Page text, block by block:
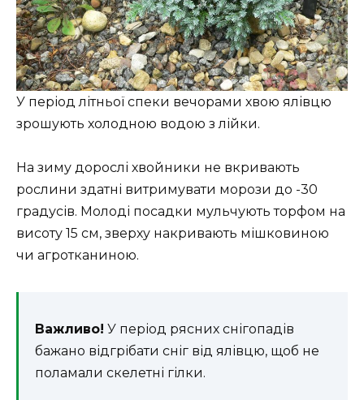
У період літньої спеки вечорами хвою ялівцю
зрошують холодною водою з лійки.
На зиму дорослі хвойники не вкривають
рослини здатні витримувати морози до -30
градусів. Молоді посадки мульчують торфом на
висоту 15 см, зверху накривають мішковиною
чи агротканиною.
Важливо! У період рясних снігопадів
бажано відгрібати сніг від ялівцю, щоб не
поламали скелетні гілки.